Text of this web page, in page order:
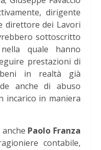
dirigente
direttore dei Lavori
sottoscritto
quale hanno
prestazioni di
in realtà già
anche di abuso
incarico in maniera
Paolo Franza
contabile,